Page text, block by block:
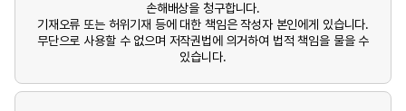
손해배상을 청구합니다.
기재오류 또는 허위기재 등에 대한 책임은 작성자 본인에게 있습니다.
무단으로 사용할 수 없으며 저작권법에 의거하여 법적 책임을 물을 수
있습니다.